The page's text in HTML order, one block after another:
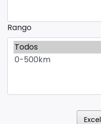
Rango
Excel